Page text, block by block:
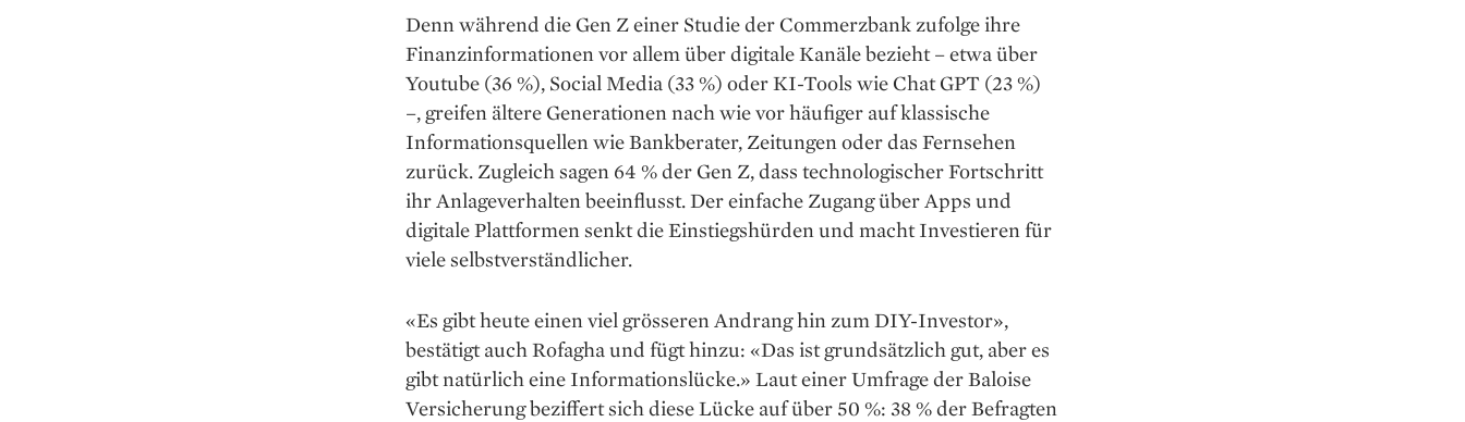
Denn während die Gen Z einer Studie der Commerzbank zufolge ihre
Finanzinformationen vor allem über digitale Kanäle bezieht – etwa über
Youtube (36 %), Social Media (33 %) oder KI-Tools wie Chat GPT (23 %)
–, greifen ältere Generationen nach wie vor häufiger auf klassische
Informationsquellen wie Bankberater, Zeitungen oder das Fernsehen
zurück. Zugleich sagen 64 % der Gen Z, dass technologischer Fortschritt
ihr Anlageverhalten beeinflusst. Der einfache Zugang über Apps und
digitale Plattformen senkt die Einstiegshürden und macht Investieren für
viele selbstverständlicher.
«Es gibt heute einen viel grösseren Andrang hin zum DIY-Investor»,
bestätigt auch Rofagha und fügt hinzu: «Das ist grundsätzlich gut, aber es
gibt natürlich eine Informationslücke.» Laut einer Umfrage der Baloise
Versicherung beziffert sich diese Lücke auf über 50 %: 38 % der Befragten